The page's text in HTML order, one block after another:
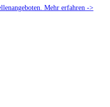
Mehr erfahren ->